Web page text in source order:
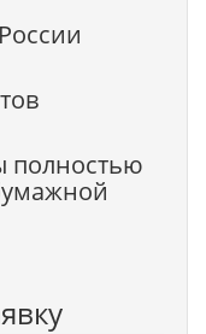
полностью